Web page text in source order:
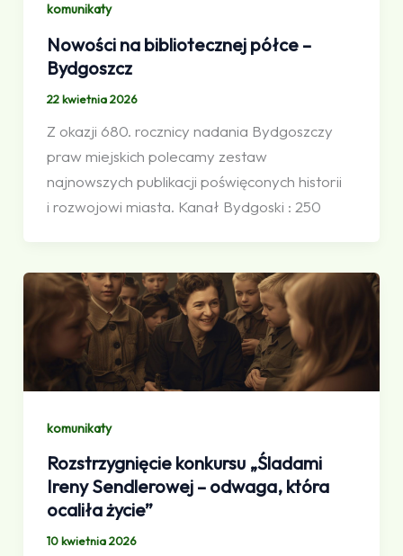
komunikaty
Nowości na bibliotecznej półce –
Bydgoszcz
22 kwietnia 2026
Z okazji 680. rocznicy nadania Bydgoszczy
praw miejskich polecamy zestaw
najnowszych publikacji poświęconych historii
i rozwojowi miasta. Kanał Bydgoski : 250
komunikaty
Rozstrzygnięcie konkursu „Śladami
Ireny Sendlerowej – odwaga, która
ocaliła życie”
10 kwietnia 2026